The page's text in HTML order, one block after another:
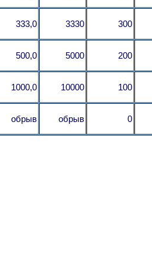
333,0 3330 300
500,0 5000 200
1000,0 10000 100
обрыв обрыв 0